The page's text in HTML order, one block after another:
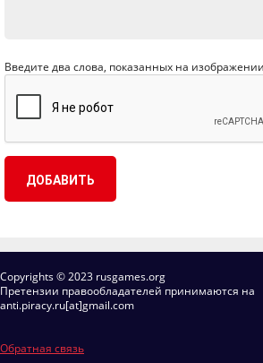
Введите два слова, показанных на
Copyrights © 2023 rusgames.org
Претензии правообладателей принимаются на
anti.piracy.ru[at]gmail.com
Обратная связь